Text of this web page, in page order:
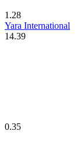
1.28
Yara International
14.39
0.35